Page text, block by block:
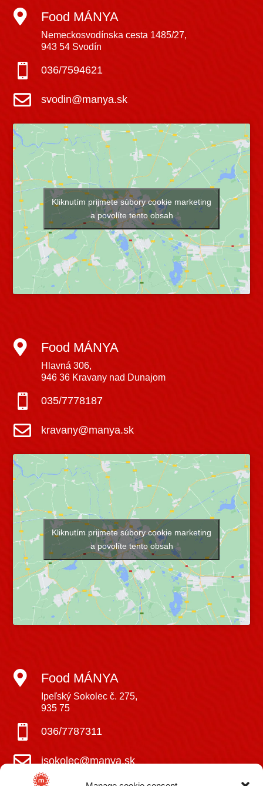
 Food MÁNYA
Nemeckosvodínska cesta 1485/27,
943 54 Svodín
 036/7594621
 svodin@manya.sk
Kliknutím prijmete súbory cookie marketing
a povolíte tento obsah
 Food MÁNYA
Hlavná 306,
946 36 Kravany nad Dunajom
 035/7778187
 kravany@manya.sk
Kliknutím prijmete súbory cookie marketing
a povolíte tento obsah
 Food MÁNYA
Ipeľský Sokolec č. 275,
935 75
 036/7787311
 isokolec@manya.sk